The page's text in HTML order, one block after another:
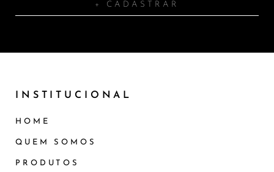
+ CADASTRAR
INSTITUCIONAL
HOME
QUEM SOMOS
PRODUTOS